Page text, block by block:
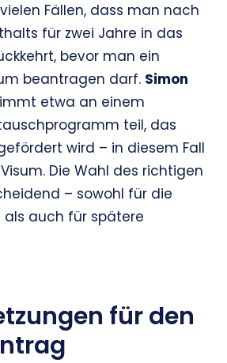
Fällen, dass man nach
für zwei Jahre in das
bevor man ein
beantragen darf. Simon
etwa an einem
teil, das
wird – in diesem Fall
Die Wahl des richtigen
– sowohl für die
auch für spätere
für den